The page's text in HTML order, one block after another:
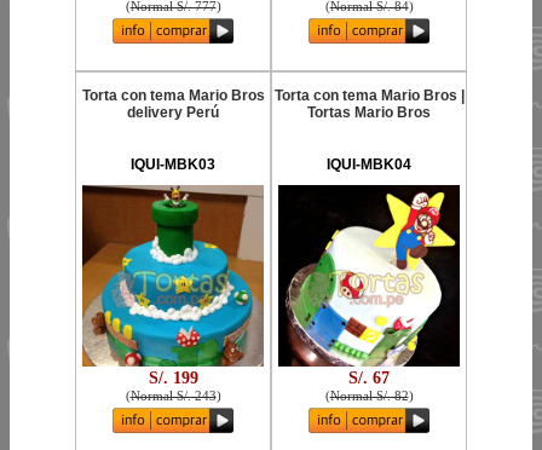
(Normal S/. 777) (Normal S/. 84)
Torta con tema Mario Bros
delivery Perú
IQUI-MBK03
S/. 199
(Normal S/. 243)
Torta con tema Mario Bros |
Tortas Mario Bros
IQUI-MBK04
S/. 67
(Normal S/. 82)